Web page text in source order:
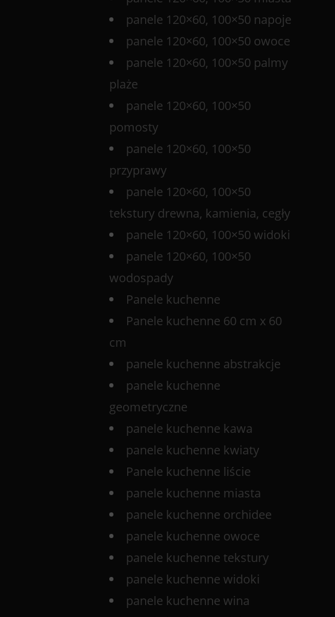
panele 120×60, 100×50 napoje
panele 120×60, 100×50 owoce
panele 120×60, 100×50 palmy
plaże
panele 120×60, 100×50
pomosty
panele 120×60, 100×50
przyprawy
panele 120×60, 100×50
tekstury drewna, kamienia, cegły
panele 120×60, 100×50 widoki
panele 120×60, 100×50
wodospady
Panele kuchenne
Panele kuchenne 60 cm x 60
cm
panele kuchenne abstrakcje
panele kuchenne
geometryczne
panele kuchenne kawa
panele kuchenne kwiaty
Panele kuchenne liście
panele kuchenne miasta
panele kuchenne orchidee
panele kuchenne owoce
panele kuchenne tekstury
panele kuchenne widoki
panele kuchenne wina